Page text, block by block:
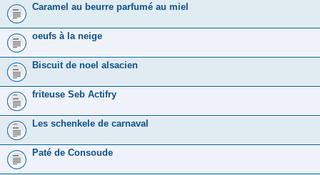
Caramel au beurre parfumé au miel
oeufs à la neige
Biscuit de noel alsacien
friteuse Seb Actifry
Les schenkele de carnaval
Paté de Consoude